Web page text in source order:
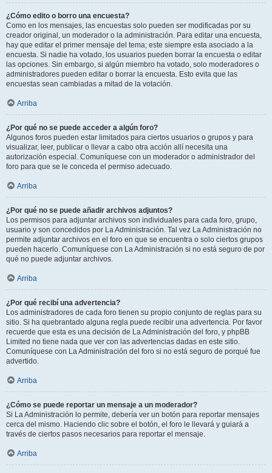
¿Cómo edito o borro una encuesta?
Como en los mensajes, las encuestas solo pueden ser modificadas por su
creador original, un moderador o la administración. Para editar una encuesta,
hay que editar el primer mensaje del tema; este siempre esta asociado a la
encuesta. Si nadie ha votado, los usuarios pueden borrar la encuesta o editar
las opciones. Sin embargo, si algún miembro ha votado, solo moderadores o
administradores pueden editar o borrar la encuesta. Esto evita que las
encuestas sean cambiadas a mitad de la votación.
Arriba
¿Por qué no se puede acceder a algún foro?
Algunos foros pueden estar limitados para ciertos usuarios o grupos y para
visualizar, leer, publicar o llevar a cabo otra acción allí necesita una
autorización especial. Comuníquese con un moderador o administrador del
foro para que se le conceda el permiso adecuado.
Arriba
¿Por qué no se puede añadir archivos adjuntos?
Los permisos para adjuntar archivos son individuales para cada foro, grupo,
usuario y son concedidos por La Administración. Tal vez La Administración no
permite adjuntar archivos en el foro en que se encuentra o solo ciertos grupos
pueden hacerlo. Comuníquese con La Administración si no está seguro de por
qué no puede adjuntar archivos.
Arriba
¿Por qué recibí una advertencia?
Los administradores de cada foro tienen su propio conjunto de reglas para su
sitio. Si ha quebrantado alguna regla puede recibir una advertencia. Por favor
recuerde que esta es una decisión de La Administración del foro, y phpBB
Limited no tiene nada que ver con las advertencias dadas en este sitio.
Comuníquese con La Administración del foro si no está seguro de porqué fue
advertido.
Arriba
¿Cómo se puede reportar un mensaje a un moderador?
Si La Administración lo permite, debería ver un botón para reportar mensajes
cerca del mismo. Haciendo clic sobre el botón, el foro le llevará y guiará a
través de ciertos pasos necesarios para reportar el mensaje.
Arriba